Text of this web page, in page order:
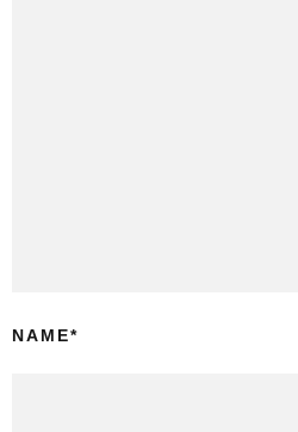
NAME*